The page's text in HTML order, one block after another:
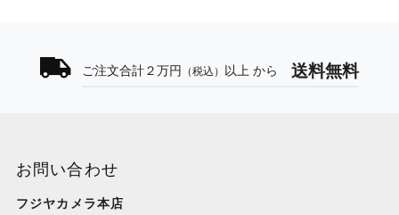
ご注文合計２万円 （税込） 以上 から 送料無料
お問い合わせ
フジヤカメラ本店